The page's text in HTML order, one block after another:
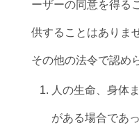
ーザーの同意を得る
供することはありま
その他の法令で認め
人の生命、身体
がある場合であ